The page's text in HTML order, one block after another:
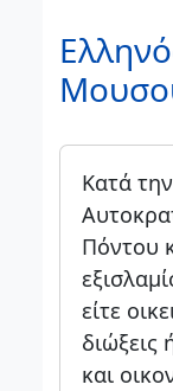
Κατά
Πόντου
είτε
διώξεις
και